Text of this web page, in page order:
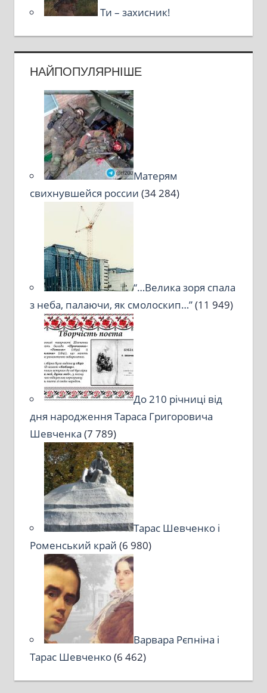
Ти – захисник!
НАЙПОПУЛЯРНІШЕ
Матерям
свихнувшейся россии (34 284)
“…Велика зоря спала
з неба, палаючи, як смолоскип…”(11 949)
До 210 річниці від
дня народження Тараса Григоровича
Шевченка (7 789)
Тарас Шевченко і
Роменський край (6 980)
Варвара Рєпніна і
Тарас Шевченко(6 462)